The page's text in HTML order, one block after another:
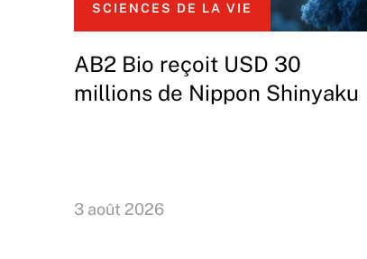
SCIENCES DE LA VIE
AB2 Bio reçoit USD 30
millions de Nippon Shinyaku
3 août 2026